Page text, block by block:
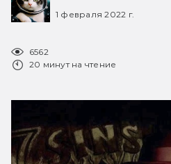
1 февраля 2022 г.
6562
20 минут на чтение